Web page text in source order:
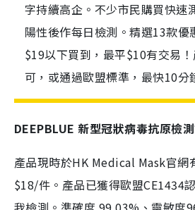
字持續高企。不少市民購買快速
陽性後作每日檢測。精選13款優
$19以下買到，最平$10有交易
可，或通過歐盟標準，最快10分
DEEPBLUE 新型冠狀病毒抗原檢
產品現時於HK Medical Mask官網
$18/件。產品已獲得歐盟CE1434